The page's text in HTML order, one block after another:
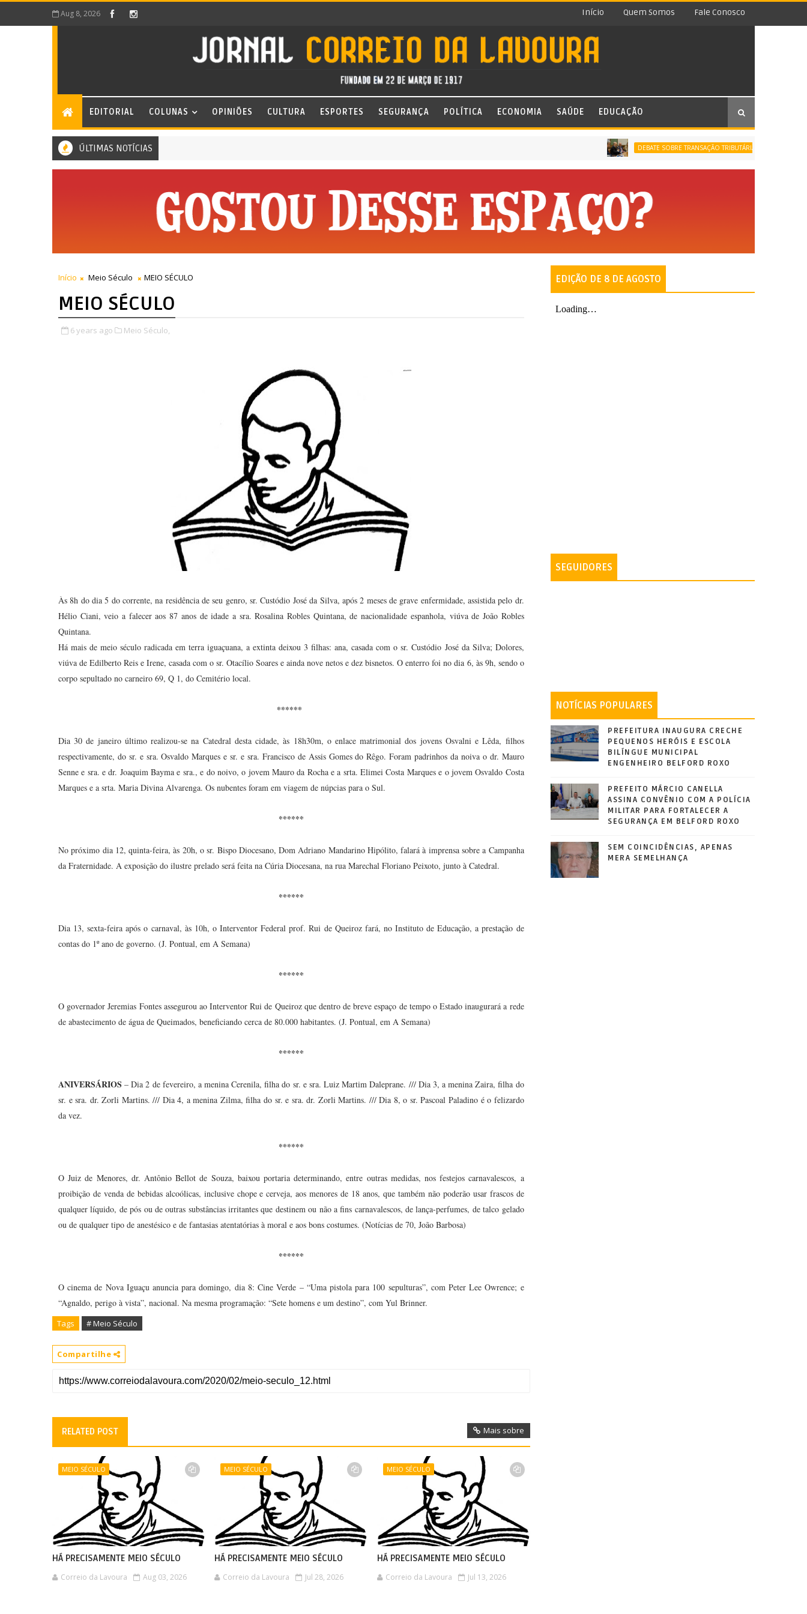
Aug 8, 2026 Início Quem Somos Fale Conosco
EDITORIAL COLUNAS OPINIÕES CULTURA ESPORTES SEGURANÇA POLÍTICA ECONOMIA SAÚDE EDUCAÇÃO
ÚLTIMAS NOTÍCIAS DEBATE SOBRE TRANSAÇÃO TRIBUTÁRIA
Início Meio Século MEIO SÉCULO
MEIO SÉCULO
6 years ago Meio Século,
Às 8h do dia 5 do corrente, na residência de seu genro, sr. Custódio José da Silva, após 2 meses de grave enfermidade, assistida pelo dr.
Hélio Ciani, veio a falecer aos 87 anos de idade a sra. Rosalina Robles Quintana, de nacionalidade espanhola, viúva de João Robles
Quintana.
Há mais de meio século radicada em terra iguaçuana, a extinta deixou 3 filhas: ana, casada com o sr. Custódio José da Silva; Dolores,
viúva de Edilberto Reis e Irene, casada com o sr. Otacílio Soares e ainda nove netos e dez bisnetos. O enterro foi no dia 6, às 9h, sendo o
corpo sepultado no carneiro 69, Q 1, do Cemitério local.
******
Dia 30 de janeiro último realizou-se na Catedral desta cidade, às 18h30m, o enlace matrimonial dos jovens Osvalni e Lêda, filhos
respectivamente, do sr. e sra. Osvaldo Marques e sr. e sra. Francisco de Assis Gomes do Rêgo. Foram padrinhos da noiva o dr. Mauro
Senne e sra. e dr. Joaquim Bayma e sra., e do noivo, o jovem Mauro da Rocha e a srta. Elimei Costa Marques e o jovem Osvaldo Costa
Marques e a srta. Maria Divina Alvarenga. Os nubentes foram em viagem de núpcias para o Sul.
******
No próximo dia 12, quinta-feira, às 20h, o sr. Bispo Diocesano, Dom Adriano Mandarino Hipólito, falará à imprensa sobre a Campanha
da Fraternidade. A exposição do ilustre prelado será feita na Cúria Diocesana, na rua Marechal Floriano Peixoto, junto à Catedral.
******
Dia 13, sexta-feira após o carnaval, às 10h, o Interventor Federal prof. Rui de Queiroz fará, no Instituto de Educação, a prestação de
contas do 1º ano de governo. (J. Pontual, em A Semana)
******
O governador Jeremias Fontes assegurou ao Interventor Rui de Queiroz que dentro de breve espaço de tempo o Estado inaugurará a rede
de abastecimento de água de Queimados, beneficiando cerca de 80.000 habitantes. (J. Pontual, em A Semana)
******
ANIVERSÁRIOS – Dia 2 de fevereiro, a menina Cerenila, filha do sr. e sra. Luiz Martim Daleprane. /// Dia 3, a menina Zaira, filha do
sr. e sra. dr. Zorli Martins. /// Dia 4, a menina Zilma, filha do sr. e sra. dr. Zorli Martins. /// Dia 8, o sr. Pascoal Paladino é o felizardo
da vez.
******
O Juiz de Menores, dr. Antônio Bellot de Souza, baixou portaria determinando, entre outras medidas, nos festejos carnavalescos, a
proibição de venda de bebidas alcoólicas, inclusive chope e cerveja, aos menores de 18 anos, que também não poderão usar frascos de
qualquer líquido, de pós ou de outras substâncias irritantes que destinem ou não a fins carnavalescos, de lança-perfumes, de talco gelado
ou de qualquer tipo de anestésico e de fantasias atentatórias à moral e aos bons costumes. (Notícias de 70, João Barbosa)
******
O cinema de Nova Iguaçu anuncia para domingo, dia 8: Cine Verde – “Uma pistola para 100 sepulturas”, com Peter Lee Owrence; e
“Agnaldo, perigo à vista”, nacional. Na mesma programação: “Sete homens e um destino”, com Yul Brinner.
Tags # Meio Século
Compartilhe
RELATED POST Mais sobre
MEIO SÉCULO
HÁ PRECISAMENTE MEIO SÉCULO
Correio da Lavoura Aug 03, 2026
MEIO SÉCULO
HÁ PRECISAMENTE MEIO SÉCULO
Correio da Lavoura Jul 28, 2026
MEIO SÉCULO
HÁ PRECISAMENTE MEIO SÉCULO
Correio da Lavoura Jul 13, 2026
EDIÇÃO DE 8 DE AGOSTO
SEGUIDORES
NOTÍCIAS POPULARES
PREFEITURA INAUGURA CRECHE
PEQUENOS HERÓIS E ESCOLA
BILÍNGUE MUNICIPAL
ENGENHEIRO BELFORD ROXO
PREFEITO MÁRCIO CANELLA
ASSINA CONVÊNIO COM A POLÍCIA
MILITAR PARA FORTALECER A
SEGURANÇA EM BELFORD ROXO
SEM COINCIDÊNCIAS, APENAS
MERA SEMELHANÇA